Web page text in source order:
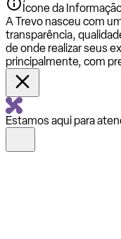
Ícone da
A Trevo nasceu com
transparência,
de onde realizar seus
principalmente, com
Estamos aqui para